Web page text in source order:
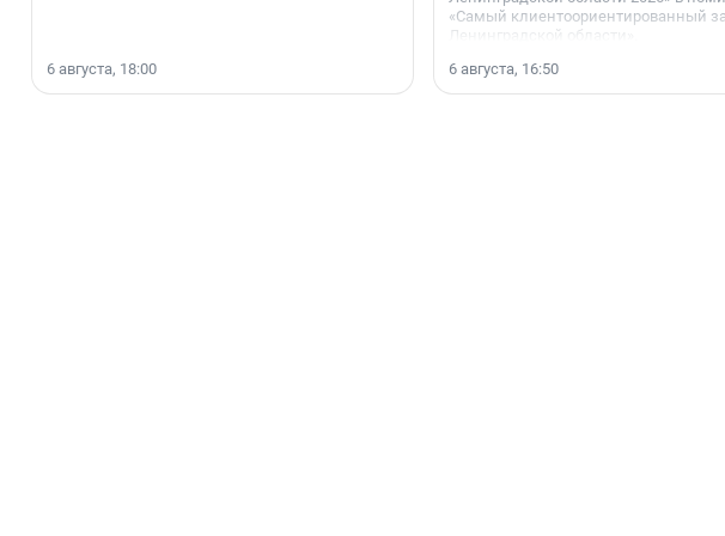
6 августа, 18:00
«Самый клиентоориентированный
Ленинградской области».
6 августа, 16:50